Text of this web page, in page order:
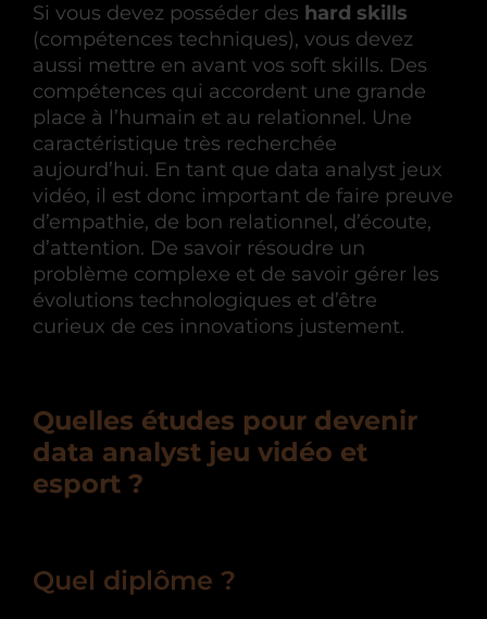
Si vous devez posséder des hard skills
(compétences techniques), vous devez
aussi mettre en avant vos soft skills. Des
compétences qui accordent une grande
place à l’humain et au relationnel. Une
caractéristique très recherchée
aujourd’hui. En tant que data analyst jeux
vidéo, il est donc important de faire preuve
d’empathie, de bon relationnel, d’écoute,
d’attention. De savoir résoudre un
problème complexe et de savoir gérer les
évolutions technologiques et d’être
curieux de ces innovations justement.
Quelles études pour devenir
data analyst jeu vidéo et
esport ?
Quel diplôme ?